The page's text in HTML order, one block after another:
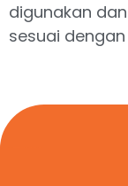
digunakan
sesuai